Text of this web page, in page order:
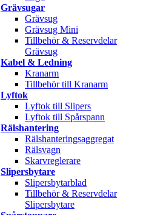
Grävsugar
Grävsug
Grävsug Mini
Tillbehör & Reservdelar
Grävsug
Kabel & Ledning
Kranarm
Tillbehör till Kranarm
Lyftok
Lyftok till Slipers
Lyftok till Spårspann
Rälshantering
Rälshanteringsaggregat
Rälsvagn
Skarvreglerare
Slipersbytare
Slipersbytarblad
Tillbehör & Reservdelar
Slipersbytare